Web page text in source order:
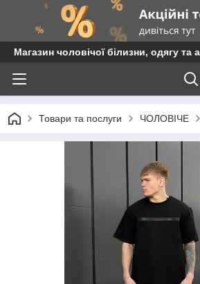
Магазин чоловічої білизни, одягу та
Товари та послуги ЧОЛОВІЧЕ